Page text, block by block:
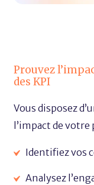
Prouvez
des KPI
Vous disposez
l’impact de
Identifiez vos
Analysez